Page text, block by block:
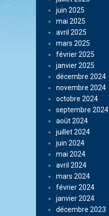
juin 2025
mai 2025
avril 2025
mars 2025
février 2025
janvier 2025
décembre 2024
novembre 2024
octobre 2024
septembre 2024
août 2024
juillet 2024
juin 2024
mai 2024
avril 2024
mars 2024
février 2024
janvier 2024
décembre 2023